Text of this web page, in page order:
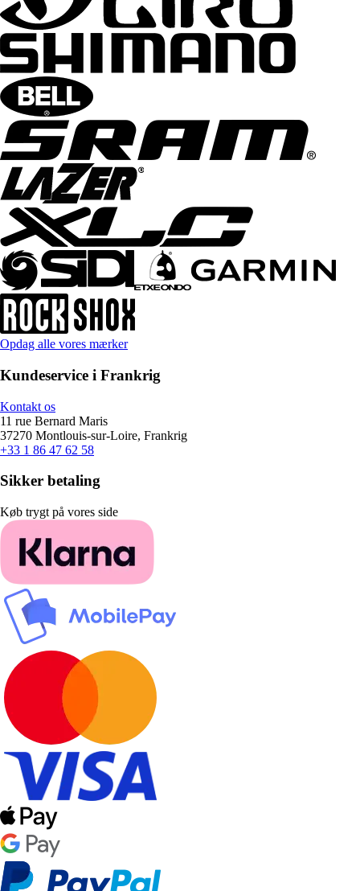
Opdag alle vores mærker
Kundeservice i Frankrig
Kontakt os
11 rue Bernard Maris
37270 Montlouis-sur-Loire, Frankrig
+33 1 86 47 62 58
Sikker betaling
Køb trygt på vores side